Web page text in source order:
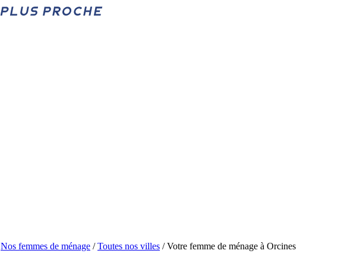
Nos femmes de ménage /Toutes nos villes /Votre femme de ménage à Orcines